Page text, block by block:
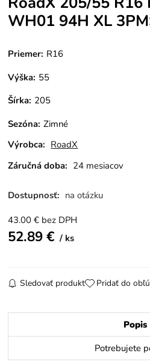
WH01 94H XL
Priemer: R16
Výška: 55
Šírka: 205
Sezóna: Zimné
Výrobca: RoadX
Záručná doba: 24 mesiacov
Dostupnosť: na otázku
43.00 € bez DPH
52.89€ ks
Sledovať produkt Pridať do
Popis
Potrebujete